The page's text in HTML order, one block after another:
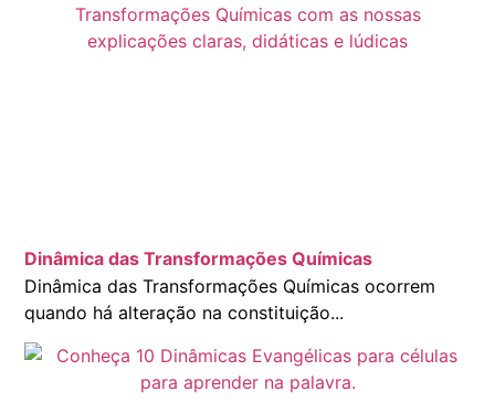
Dinâmica das Transformações Químicas
Dinâmica das Transformações Químicas ocorrem
quando há alteração na constituição...